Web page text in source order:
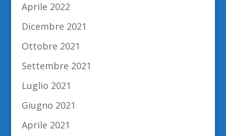
Aprile 2022
Dicembre 2021
Ottobre 2021
Settembre 2021
Luglio 2021
Giugno 2021
Aprile 2021